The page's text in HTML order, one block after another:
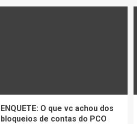
ENQUETE: O que vc achou dos
bloqueios de contas do PCO